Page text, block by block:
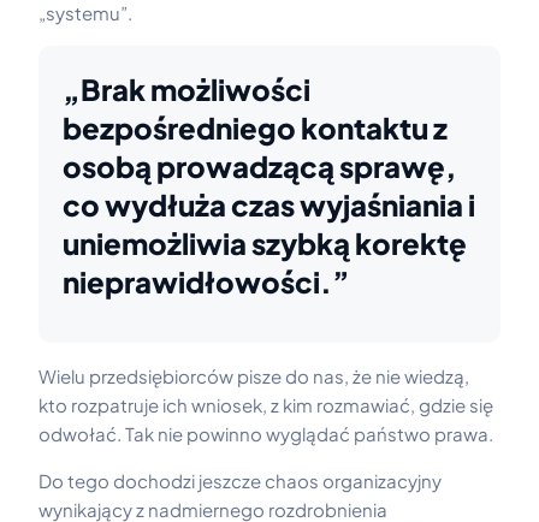
„systemu”.
„Brak możliwości
bezpośredniego kontaktu z
osobą prowadzącą sprawę,
co wydłuża czas wyjaśniania i
uniemożliwia szybką korektę
nieprawidłowości.”
Wielu przedsiębiorców pisze do nas, że nie wiedzą,
kto rozpatruje ich wniosek, z kim rozmawiać, gdzie się
odwołać. Tak nie powinno wyglądać państwo prawa.
Do tego dochodzi jeszcze chaos organizacyjny
wynikający z nadmiernego rozdrobnienia